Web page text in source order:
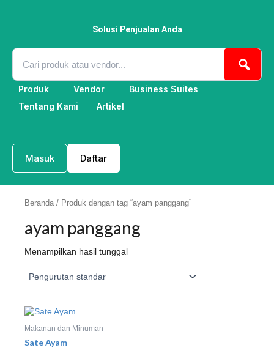
Solusi Penjualan Anda
Produk Vendor
Business Suites
Tentang Kami
Artikel
Masuk Daftar
Beranda / Produk dengan tag “ayam panggang”
ayam panggang
Menampilkan hasil tunggal
Makanan dan Minuman
Sate Ayam